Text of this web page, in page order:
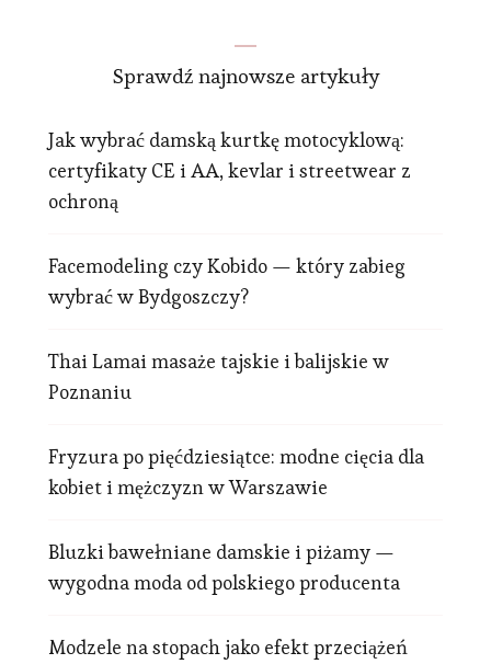
Sprawdź najnowsze artykuły
Jak wybrać damską kurtkę motocyklową:
certyfikaty CE i AA, kevlar i streetwear z
ochroną
Facemodeling czy Kobido — który zabieg
wybrać w Bydgoszczy?
Thai Lamai masaże tajskie i balijskie w
Poznaniu
Fryzura po pięćdziesiątce: modne cięcia dla
kobiet i mężczyzn w Warszawie
Bluzki bawełniane damskie i piżamy —
wygodna moda od polskiego producenta
Modzele na stopach jako efekt przeciążeń